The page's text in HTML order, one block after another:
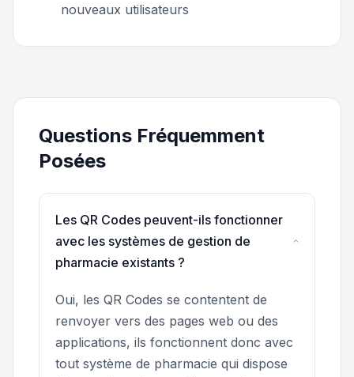
nouveaux utilisateurs
Questions Fréquemment
Posées
Les QR Codes peuvent-ils fonctionner
avec les systèmes de gestion de
pharmacie existants ?
Oui, les QR Codes se contentent de
renvoyer vers des pages web ou des
applications, ils fonctionnent donc avec
tout système de pharmacie qui dispose